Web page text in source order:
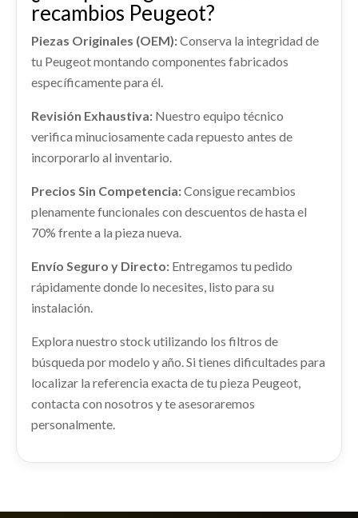
TRANSMISION DELANTERA DERECHA
9806699780 / 1610205680
TRANSMISION DELANTERA DERECHA... usado.
130
Ref: 2289777 OEM: 9806699780 / 1610205680
PEUGEOT 308 II (LB_, LP_, LW_, LH_, L3_) 1.2 THP
SALPICADERO 16108046ZD
SALPICADERO 16108046ZD usado.
130
Ref: 2289776 OEM: 16108046ZD
RADIADOR AGUA 9809141780
RADIADOR AGUA 9809141780 usado.
PEUGEOT 308 II (LB_, LP_, LW_, LH_, L3_) 1.2 THP
130
Ref:
Consultar
PEUGEOT 308 II (LB_, LP_, LW_, LH_, L3_) 1.2 THP
AMORTIGUADOR TRASERO DERECHO
AMORTIGUADOR TRASERO DERECHO usado.
PEUGEOT 308 II (LB_, LP_, LW_, LH_, L3_) 1.2 THP
130
recambios Peugeot?
Piezas Originales (OEM):Conserva la integridad de
tu Peugeot montando componentes fabricados
específicamente para él.
Revisión Exhaustiva: Nuestro equipo técnico
verifica minuciosamente cada repuesto antes de
incorporarlo al inventario.
Precios Sin Competencia:Consigue recambios
plenamente funcionales con descuentos de hasta el
70% frente a la pieza nueva.
Envío Seguro y Directo: Entregamos tu pedido
rápidamente donde lo necesites, listo para su
instalación.
Explora nuestro stock utilizando los filtros de
búsqueda por modelo y año. Si tienes dificultades para
localizar la referencia exacta de tu pieza Peugeot,
contacta con nosotros y te asesoraremos
personalmente.